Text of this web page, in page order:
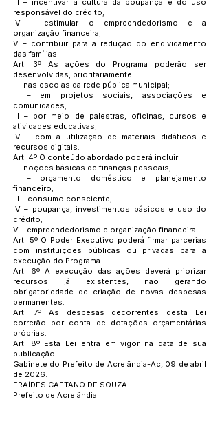
III – incentivar a cultura da poupança e do uso
responsável do crédito;
IV – estimular o empreendedorismo e a
organização financeira;
V – contribuir para a redução do endividamento
das famílias.
Art. 3º As ações do Programa poderão ser
desenvolvidas, prioritariamente:
I – nas escolas da rede pública municipal;
II – em projetos sociais, associações e
comunidades;
III – por meio de palestras, oficinas, cursos e
atividades educativas;
IV – com a utilização de materiais didáticos e
recursos digitais.
Art. 4º O conteúdo abordado poderá incluir:
I – noções básicas de finanças pessoais;
II – orçamento doméstico e planejamento
financeiro;
III – consumo consciente;
IV – poupança, investimentos básicos e uso do
crédito;
V – empreendedorismo e organização financeira.
Art. 5º O Poder Executivo poderá firmar parcerias
com instituições públicas ou privadas para a
execução do Programa.
Art. 6º A execução das ações deverá priorizar
recursos já existentes, não gerando
obrigatoriedade de criação de novas despesas
permanentes.
Art. 7º As despesas decorrentes desta Lei
correrão por conta de dotações orçamentárias
próprias.
Art. 8º Esta Lei entra em vigor na data de sua
publicação.
Gabinete do Prefeito de Acrelândia-Ac, 09 de abril
de 2026.
ERAÍDES CAETANO DE SOUZA
Prefeito de Acrelândia